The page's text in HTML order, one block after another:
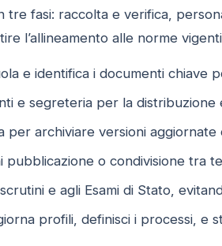
tre fasi: raccolta e verifica,
l’allineamento alle norme
e identifica i documenti chiave
e segreteria per la distribuzione
per archiviare versioni
pubblicazione o condivisione tra
e agli Esami di Stato,
profili, definisci i processi, e